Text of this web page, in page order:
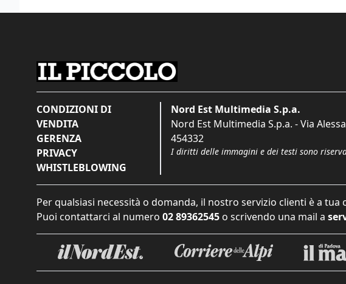
CONDIZIONI DI
VENDITA
GERENZA
PRIVACY
WHISTLEBLOWING
Nord Est Multimedia S.p.a.
Nord Est Multimedia S.p.a. - Via
454332
I diritti delle immagini e dei testi sono
Per qualsiasi necessità o domanda, il nostro servizio clienti è a tua
Puoi contattarci al numero 02 89362545 o scrivendo una mail a